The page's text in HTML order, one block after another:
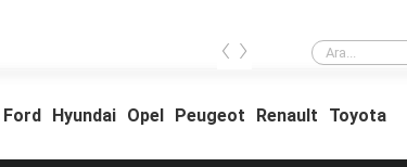
Ford vs Ferrari
‹ ›
Ford Hyundai Opel Peugeot Renault Toyota